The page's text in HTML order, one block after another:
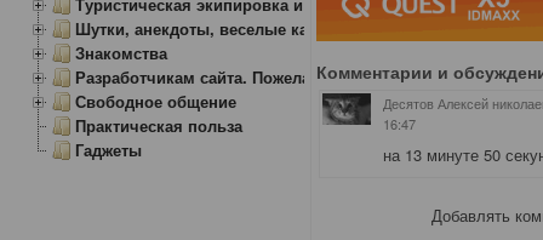
Комментарии и
Десятов Алексей
16:47
на 13 минуте 50
Добавлять
Шутки, анекдоты, веселые картинки
Знакомства
Разработчикам сайта. Пожелания, замечания.
Свободное общение
Практическая польза
Гаджеты